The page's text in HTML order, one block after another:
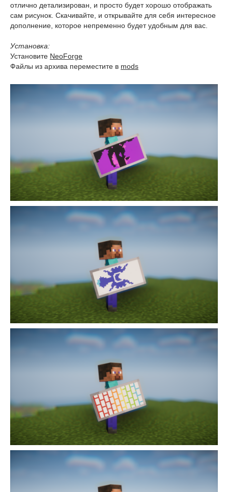
отлично детализирован, и просто будет хорошо отображать
сам рисунок. Скачивайте, и открывайте для себя интересное
дополнение, которое непременно будет удобным для вас.
Установка:
Установите NeoForge
Файлы из архива переместите в mods